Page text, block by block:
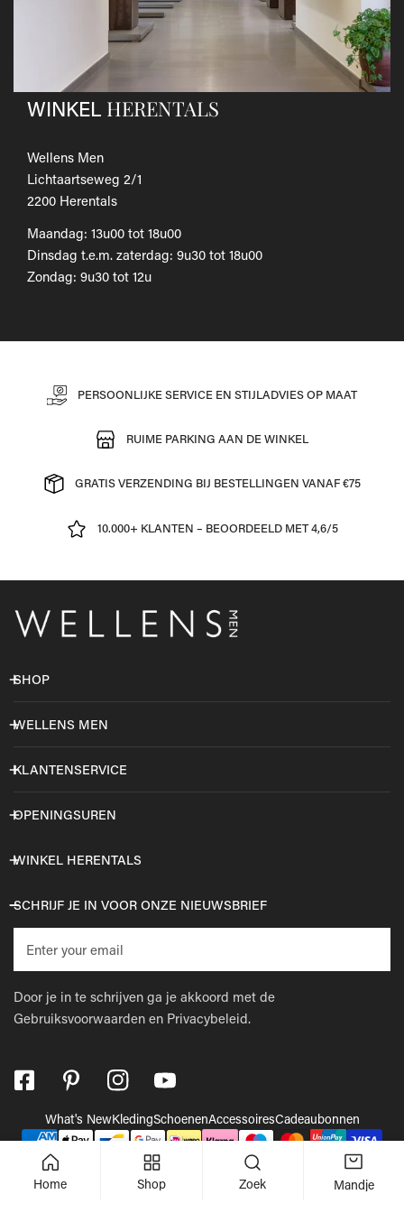
Als je het wilt omruilen voor een ander artikel, dien je een
nieuwe bestelling te plaatsen.
Voor onze uitgebreide beleid betreffende verzenden en
retourneren, raadpleeg onze Veelgestelde vragen
WINKEL HERENTALS
Wellens Men
Lichtaartseweg 2/1
2200 Herentals
Maandag: 13u00 tot 18u00
Dinsdag t.e.m. zaterdag: 9u30 tot 18u00
Zondag: 9u30 tot 12u
PERSOONLIJKE SERVICE EN STIJLADVIES OP MAAT
RUIME PARKING AAN DE WINKEL
GRATIS VERZENDING BIJ BESTELLINGEN VANAF €75
10.000+ KLANTEN – BEOORDEELD MET 4,6/5
SHOP
WELLENS MEN
KLANTENSERVICE
OPENINGSUREN
WINKEL HERENTALS
SCHRIJF JE IN VOOR ONZE NIEUWSBRIEF
mail
Door je in te schrijven ga je akkoord met de
Gebruiksvoorwaarden en Privacybeleid.
© 2026, Powered by Shopify
What's NewKledingSchoenenAccessoiresCadeaubonnen
Betaalmethodes
Home Shop Zoek Mandje